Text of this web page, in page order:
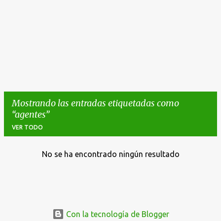
Mostrando las entradas etiquetadas como
agentes
VER TODO
No se ha encontrado ningún resultado
Con la tecnología de Blogger